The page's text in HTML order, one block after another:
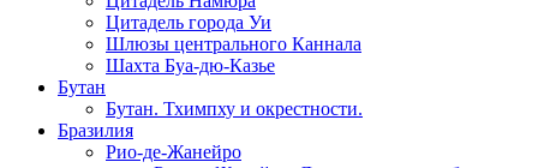
Цитадель города Уи
Шлюзы центрального Каннала
Шахта Буа-дю-Казье
Бутан
Бутан. Тхимпху и окрестности.
Бразилия
Рио-де-Жанейро